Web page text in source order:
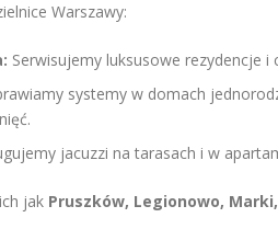
Warszawy:
Serwisujemy luksusowe rezydencje i
systemy w domach
jacuzzi na tarasach i w
jak Pruszków, Legionowo,